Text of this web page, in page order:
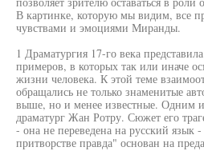
В картинке, которую мы видим, все
чувствами и эмоциями Миранды.
1 Драматургия 17-го века
примеров, в которых так или иначе
жизни человека. К этой теме
обращались не только знаменитые
выше, но и менее известные. Одним
драматург Жан Ротру. Сюжет его
- она не переведена на русский язык
притворстве правда" основан на